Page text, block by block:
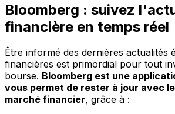
Bloomberg : suivez
financière en temps réel
Être informé des dernières actualités
financières est primordial pour tout
bourse. Bloomberg est une
vous permet de rester à jour avec
marché financier, grâce à :